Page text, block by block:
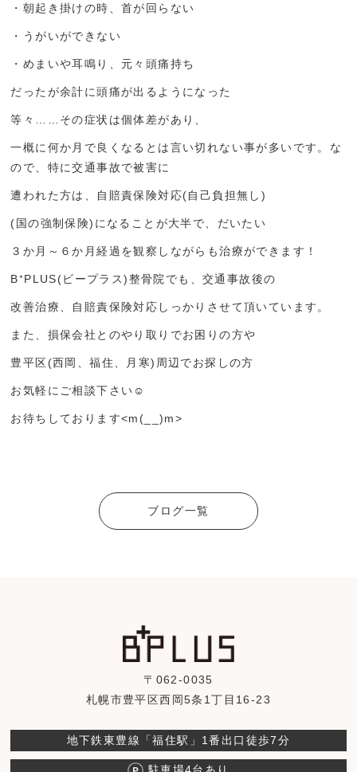
・朝起き掛けの時、首が回らない
・うがいができない
・めまいや耳鳴り、元々頭痛持ち
だったが余計に頭痛が出るようになった
等々……その症状は個体差があり、
一概に何か月で良くなるとは言い切れない事が多いです。な
ので、特に交通事故で被害に
遭われた方は、自賠責保険対応(自己負担無し)
(国の強制保険)になることが大半で、だいたい
３か月～６か月経過を観察しながらも治療ができます！
B⁺PLUS(ビープラス)整骨院でも、交通事故後の
改善治療、自賠責保険対応しっかりさせて頂いています。
また、損保会社とのやり取りでお困りの方や
豊平区(西岡、福住、月寒)周辺でお探しの方
お気軽にご相談下さい☺
お待ちしております<m(__)m>
ブログ一覧
〒062-0035
札幌市豊平区西岡5条1丁目16-23
地下鉄東豊線「福住駅」1番出口徒歩7分